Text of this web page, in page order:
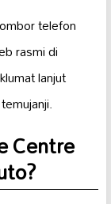
telefon
rasmi di
lanjut
Centre